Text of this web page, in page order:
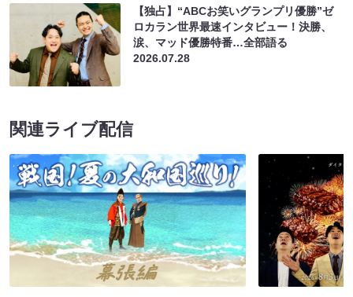
【独占】“ABCお笑いグランプリ優勝”ゼ
ロカラン世界最速インタビュー！決勝、
涙、マッド優勝特番…全部語る
2026.07.28
関連ライブ配信